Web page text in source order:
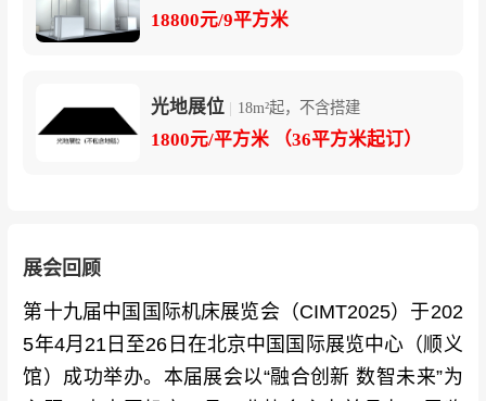
18800元/9平方米
光地展位 | 18m²起，不含搭建
1800元/平方米 （36平方米起订）
展会回顾
第十九届中国国际机床展览会（CIMT2025）于202
5年4月21日至26日在北京中国国际展览中心（顺义
馆）成功举办。本届展会以“融合创新 数智未来”为